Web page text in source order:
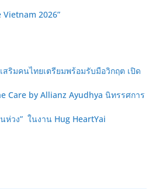
2026”
สริมคนไทยเตรียมพร้อมรับมือวิกฤต เปิด
Care by Allianz Ayudhya นิทรรศการ
ห่วง” ในงาน Hug HeartYai